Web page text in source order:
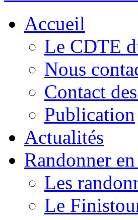
Accueil
Le CDTE
Nous
Contact
Publication
Actualités
Randonner
Les
Le